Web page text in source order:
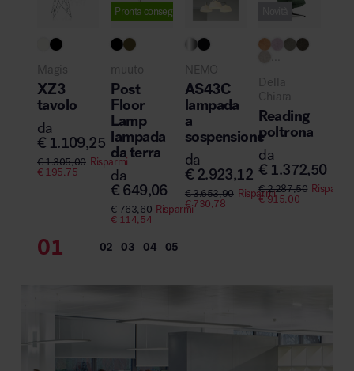
Magis
XZ3
tavolo
da
€ 1.109,25
€1.305,00 Risparmi
€195,75
Pronta consegna
muuto
Post
Floor
Lamp
lampada
da terra
da
€ 649,06
€763,60 Risparmi
€114,54
NEMO
AS43C
lampada
a
sospensione
da
€ 2.923,12
€3.653,90 Risparmi
€730,78
Della
Chiara
Reading
poltrona
da
€ 1.372,50
€2.287,50 Risparmi
€915,00